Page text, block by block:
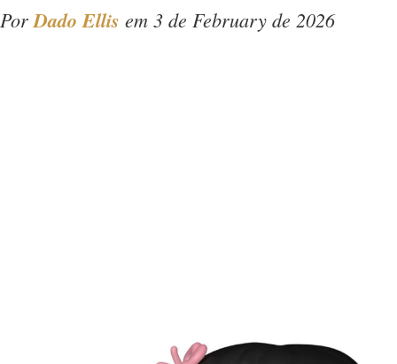
PorDado Ellis em 3 de February de 2026